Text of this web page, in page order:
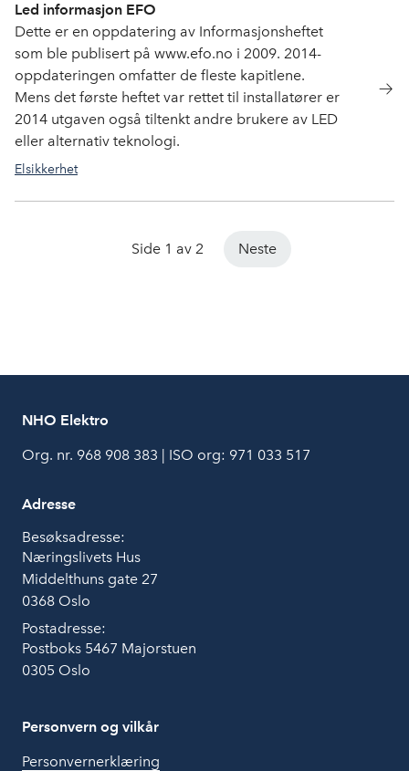
Led informasjon EFO
Dette er en oppdatering av Informasjonsheftet
som ble publisert på www.efo.no i 2009. 2014-
oppdateringen omfatter de fleste kapitlene.
Mens det første heftet var rettet til installatører er
2014 utgaven også tiltenkt andre brukere av LED
eller alternativ teknologi.
Elsikkerhet
Side 1 av 2 Neste
NHO Elektro
Org. nr. 968 908 383 | ISO org: 971 033 517
Adresse
Besøksadresse:
Næringslivets Hus
Middelthuns gate 27
0368 Oslo
Postadresse:
Postboks 5467 Majorstuen
0305 Oslo
Personvern og vilkår
Personvernerklæring